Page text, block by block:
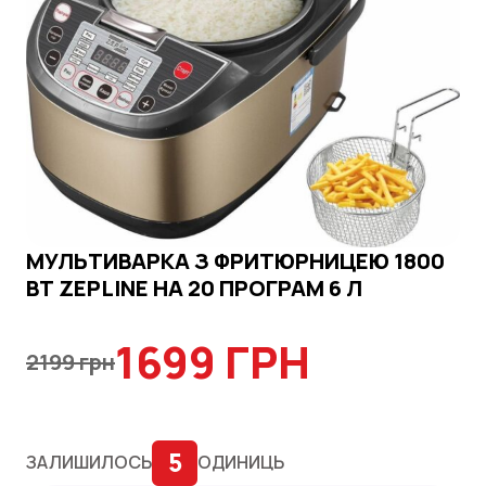
МУЛЬТИВАРКА З ФРИТЮРНИЦЕЮ 1800
ВТ ZEPLINE НА 20 ПРОГРАМ 6 Л
2199 грн1699 ГРН
ЗАЛИШИЛОСЬ 5 ОДИНИЦЬ